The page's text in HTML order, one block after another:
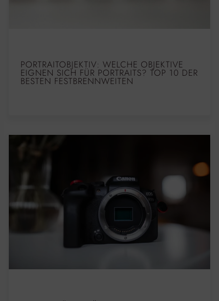
PORTRAITOBJEKTIV: WELCHE OBJEKTIVE
EIGNEN SICH FÜR PORTRAITS? TOP 10 DER
BESTEN FESTBRENNWEITEN